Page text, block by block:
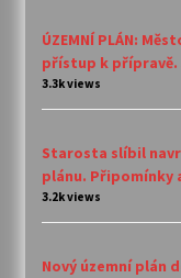
ÚZEMNÍ PLÁN:
přístup k přípravě.
3.3k views
Starosta slíbil
plánu. Připomínky
3.2k views
Nový územní plán